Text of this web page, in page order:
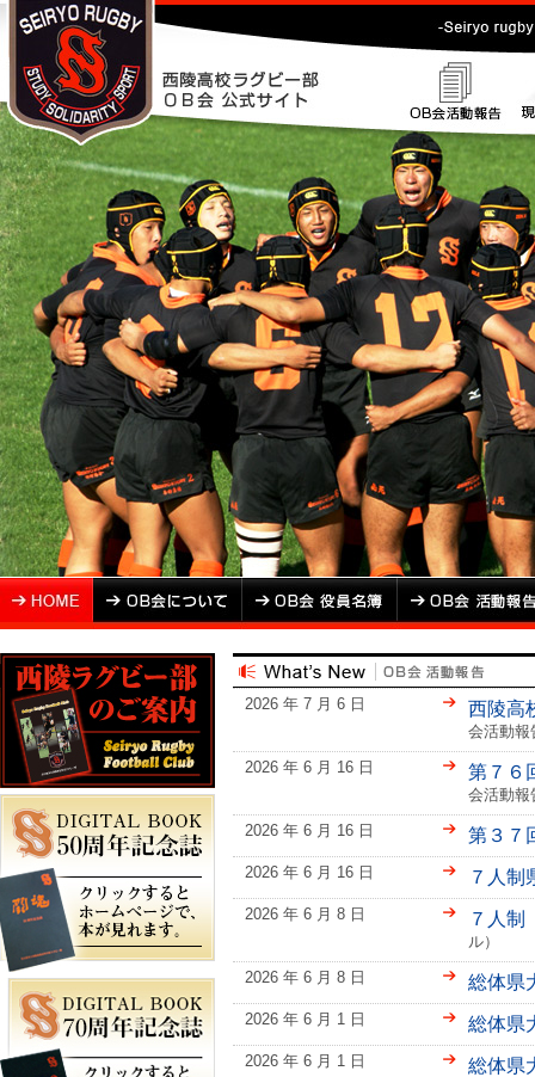
2026 年 7 月 6 日 西陵高
会活動報
2026 年 6 月 16 日
第７６
会活動報
2026 年 6 月 16 日
第３７
2026 年 6 月 16 日 ７人制
2026 年 6 月 8 日 ７人
ル）
2026 年 6 月 8 日
総体県
2026 年 6 月 1 日 総体県
2026 年 6 月 1 日 総体県